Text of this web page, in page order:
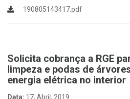
190805143417.pdf
Solicita cobrança a RGE
limpeza e podas de
energia elétrica no interior
Data: 17, Abril, 2019